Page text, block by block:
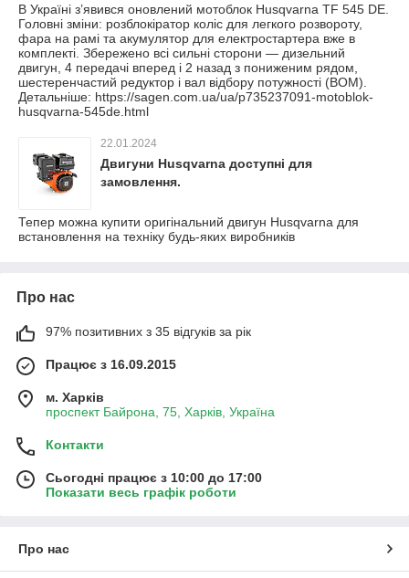
В Україні з’явився оновлений мотоблок Husqvarna TF 545 DE.
Головні зміни: розблокіратор коліс для легкого розвороту,
фара на рамі та акумулятор для електростартера вже в
комплекті. Збережено всі сильні сторони — дизельний
двигун, 4 передачі вперед і 2 назад з пониженим рядом,
шестеренчастий редуктор і вал відбору потужності (ВОМ).
Детальніше: https://sagen.com.ua/ua/p735237091-motoblok-
husqvarna-545de.html
22.01.2024
Двигуни Husqvarna доступні для
замовлення.
Тепер можна купити оригінальний двигун Husqvarna для
встановлення на техніку будь-яких виробників
Про нас
97% позитивних з 35 відгуків за рік
Працює з 16.09.2015
м. Харків
проспект Байрона, 75, Харків, Україна
Контакти
Сьогодні працює з 10:00 до 17:00
Показати весь графік роботи
Про нас